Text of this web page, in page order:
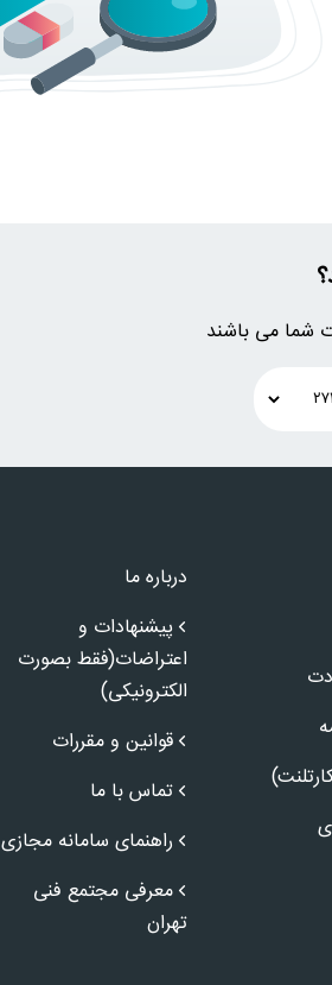
شما می باشند
درباره ما
پیشنهادات و
اعتراضات(فقط بصورت
الکترونیکی)
قوانین و مقررات
تماس با ما
راهنمای سامانه مجازی
معرفی مجتمع فنی
تهران